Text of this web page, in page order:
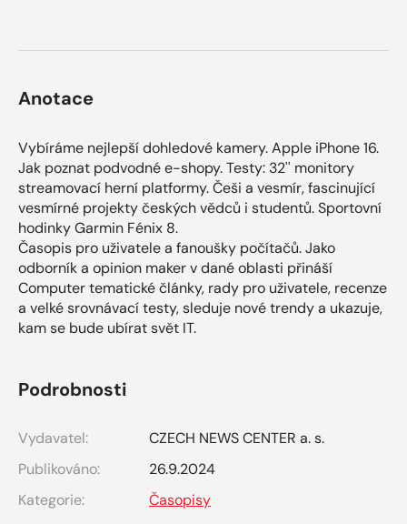
Anotace
Vybíráme nejlepší dohledové kamery. Apple iPhone 16.
Jak poznat podvodné e-shopy. Testy: 32'' monitory
streamovací herní platformy. Češi a vesmír, fascinující
vesmírné projekty českých vědců i studentů. Sportovní
hodinky Garmin Fénix 8.
Časopis pro uživatele a fanoušky počítačů. Jako
odborník a opinion maker v dané oblasti přináší
Computer tematické články, rady pro uživatele, recenze
a velké srovnávací testy, sleduje nové trendy a ukazuje,
kam se bude ubírat svět IT.
Podrobnosti
Vydavatel:
CZECH NEWS CENTER a. s.
Publikováno:
26.9.2024
Kategorie:
Časopisy